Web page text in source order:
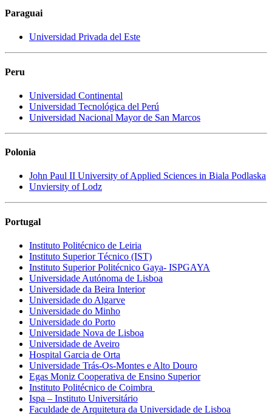
Paraguai
Universidad Privada del Este
Peru
Universidad Continental
Universidad Tecnológica del Perú
Universidad Nacional Mayor de San Marcos
Polonia
John Paul II University of Applied Sciences in Biala Podlaska
Unviersity of Lodz
Portugal
Instituto Politécnico de Leiria
Instituto Superior Técnico (IST)
Instituto Superior Politécnico Gaya- ISPGAYA
Universidade Autónoma de Lisboa
Universidade da Beira Interior
Universidade do Algarve
Universidade do Minho
Universidade do Porto
Universidade Nova de Lisboa
Universidade de Aveiro
Hospital Garcia de Orta
Universidade Trás-Os-Montes e Alto Douro
Egas Moniz Cooperativa de Ensino Superior
Instituto Politécnico de Coimbra
Ispa – Instituto Universitário
Faculdade de Arquitetura da Universidade de Lisboa